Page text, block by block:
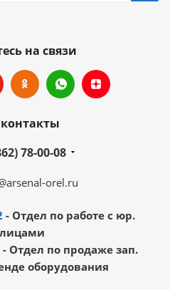
на связи
78-00-08
orel.ru
- Отдел по работе с юр.
лицами
- Отдел по продаже зап.
оборудования